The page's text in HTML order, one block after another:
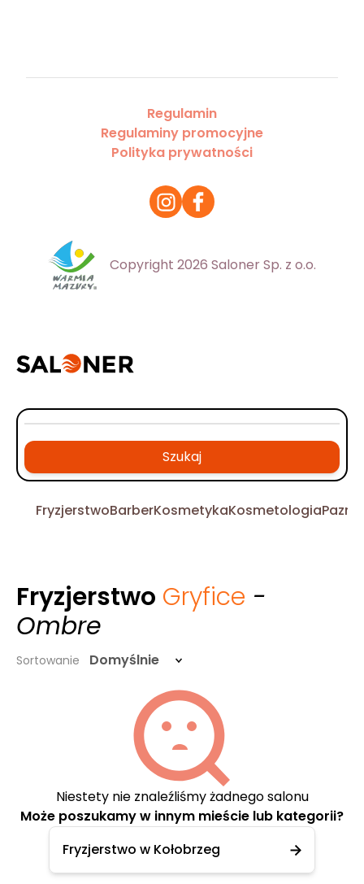
Regulamin
Regulaminy promocyjne
Polityka prywatności
Copyright 2026 Saloner Sp. z o.o.
Szukaj
FryzjerstwoBarberKosmetykaKosmetologia
Fryzjerstwo Gryfice -
Ombre
Sortowanie Domyślnie
Niestety nie znaleźliśmy żadnego salonu
Może poszukamy w innym mieście lub kategorii?
Fryzjerstwo w Kołobrzeg